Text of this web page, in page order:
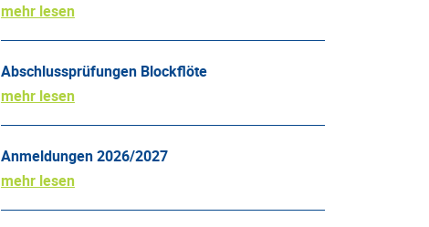
mehr lesen
Abschlussprüfungen Blockflöte
mehr lesen
Anmeldungen 2026/2027
mehr lesen